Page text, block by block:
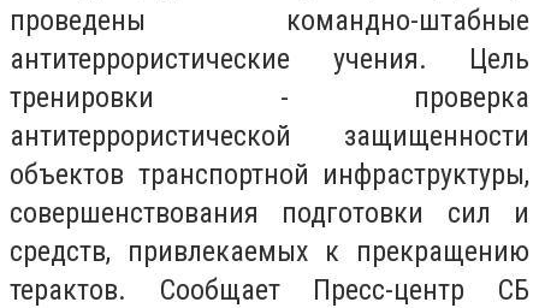
проведены командно-штабные
антитеррористические учения. Цель
тренировки - проверка
антитеррористической защищенности
объектов транспортной инфраструктуры,
совершенствования подготовки сил и
средств, привлекаемых к прекращению
терактов. Сообщает Пресс-центр СБ